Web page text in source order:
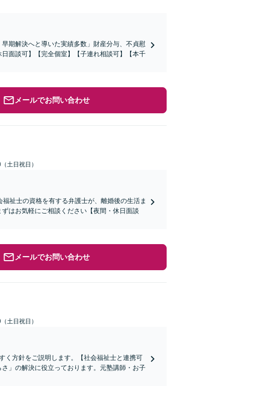
期解決へと導いた実績多数」財産分与、不貞慰
面談可】【完全個室】【子連れ相談可】【本千
メールでお問い合わせ
土日祝日）
祉士の資格を有する弁護士が、離婚後の生活ま
はお気軽にご相談ください【夜間・休日面談
メールでお問い合わせ
土日祝日）
く方針をご説明します。【社会福祉士と連携可
」の解決に役立っております。元塾講師・お子